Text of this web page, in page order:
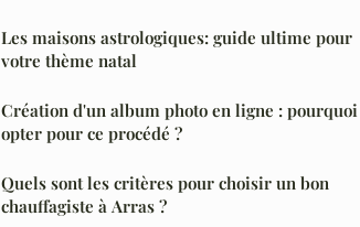
Les maisons astrologiques: guide ultime pour
votre thème natal
Création d'un album photo en ligne : pourquoi
opter pour ce procédé ?
Quels sont les critères pour choisir un bon
chauffagiste à Arras ?